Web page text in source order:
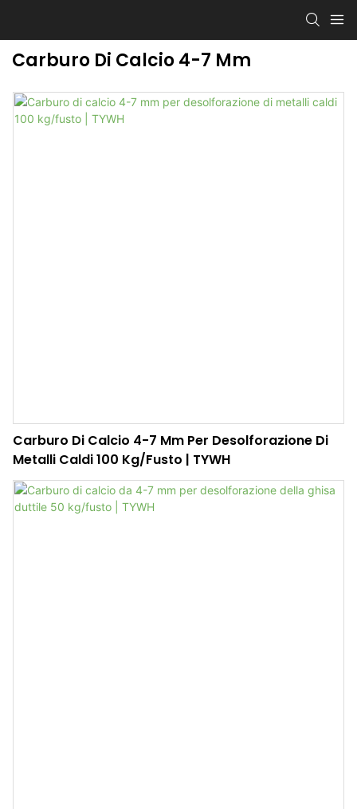
Carburo Di Calcio 4-7 Mm
Carburo Di Calcio 4-7 Mm Per Desolforazione Di
Metalli Caldi 100 Kg/fusto | TYWH